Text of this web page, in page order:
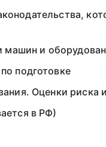
машин и
подготовке
Оценки риска
в РФ)